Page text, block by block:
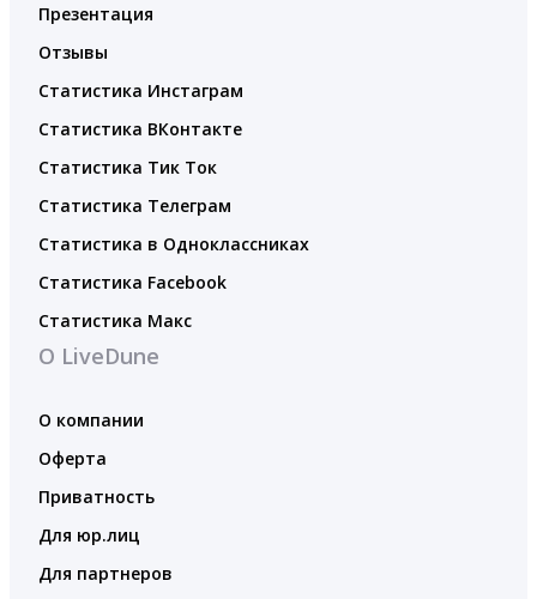
Презентация
Отзывы
Статистика Инстаграм
Статистика ВКонтакте
Статистика Тик Ток
Статистика Телеграм
Статистика в Одноклассниках
Статистика Facebook
Статистика Макс
О LiveDune
О компании
Оферта
Приватность
Для юр.лиц
Для партнеров